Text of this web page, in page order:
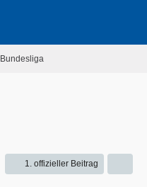
Bundesliga
1. offizieller Beitrag